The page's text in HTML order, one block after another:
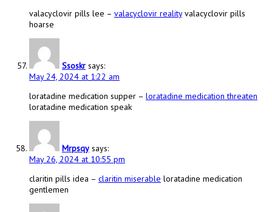
valacyclovir pills lee – valacyclovir realityvalacyclovir pills
hoarse
Ssoskr says:
May 24, 2024 at 1:22 am
loratadine medication supper – loratadine medication threaten
loratadine medication speak
Mrpsqy says:
May 26, 2024 at 10:55 pm
claritin pills idea – claritin miserable loratadine medication
gentlemen